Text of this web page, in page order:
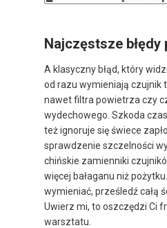
Najczęstsze błędy
A klasyczny błąd, który
od razu wymieniają czujnik
nawet filtra powietrza czy
wydechowego. Szkoda
też ignoruje się świece
sprawdzenie szczelności
chińskie zamienniki
więcej bałaganu niż
wymieniać, prześledź całą
Uwierz mi, to oszczędzi Ci
warsztatu.